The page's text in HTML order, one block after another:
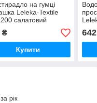
на гумці
Leleka-Textile
салатовий
6675)
₴
Купити
642
рік